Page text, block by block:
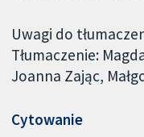
Uwagi do
Tłumaczenie:
Joanna Zając,
Cytowanie